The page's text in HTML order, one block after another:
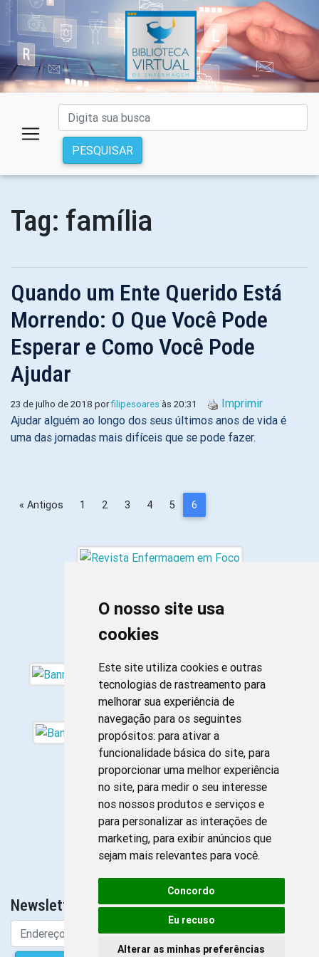
O nosso site usa
cookies
Este site utiliza cookies e outras
tecnologias de rastreamento para
melhorar sua experiência de
navegação para os seguintes
propósitos: para ativar a
funcionalidade básica do site, para
proporcionar uma melhor experiência
no site, para medir o seu interesse
nos nossos produtos e serviços e
para personalizar as interações de
marketing, para exibir anúncios que
sejam mais relevantes para você.
Concordo
Eu recuso
Alterar as minhas preferências
PESQUISAR
Tag: família
Quando um Ente Querido Está
Morrendo: O Que Você Pode
Esperar e Como Você Pode
Ajudar
23 de julho de 2018 porfilipesoares às 20:31
Imprimir
Ajudar alguém ao longo dos seus últimos anos de vida é
uma das jornadas mais difíceis que se pode fazer.
« Antigos 1 2 3 4 5 6
Newsletter da Enfermagem